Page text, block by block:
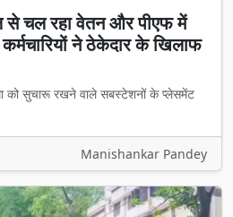
से चल रहा वेतन और पीएफ में
ने ठेकेदार के खिलाफ
को सुचारू रखने वाले सबस्टेशनों के प्लेसमेंट
Manishankar Pandey